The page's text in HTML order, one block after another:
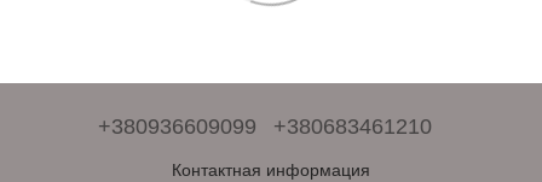
+380936609099 +380683461210
Контактная информация